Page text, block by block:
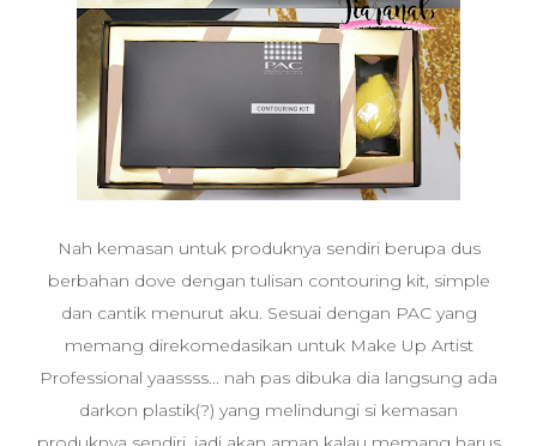
Nah kemasan untuk produknya sendiri berupa dus
berbahan dove dengan tulisan contouring kit, simple
dan cantik menurut aku. Sesuai dengan PAC yang
memang direkomedasikan untuk Make Up Artist
Professional yaassss... nah pas dibuka dia langsung ada
darkon plastik(?) yang melindungi si kemasan